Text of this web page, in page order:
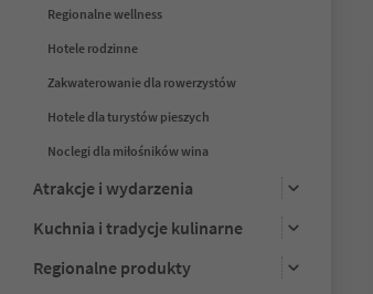
Regionalne wellness
Hotele rodzinne
Zakwaterowanie dla rowerzystów
Hotele dla turystów pieszych
Noclegi dla miłośników wina
Atrakcje i wydarzenia
Kuchnia i tradycje kulinarne
Regionalne produkty